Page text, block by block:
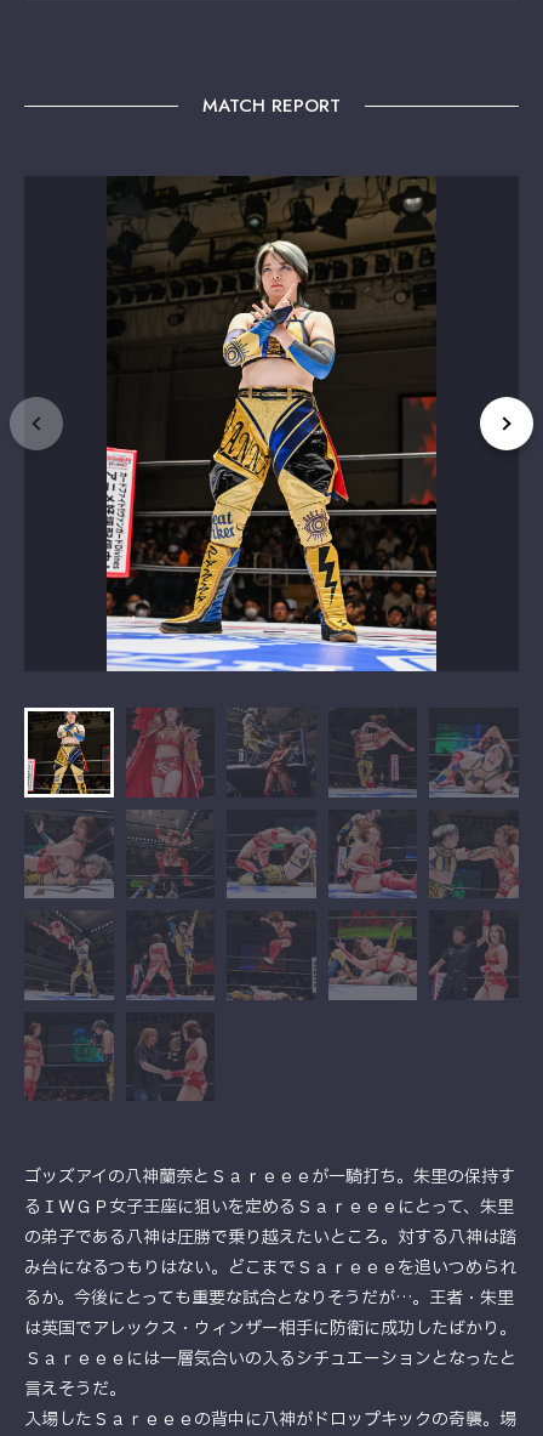
MATCH REPORT
ゴッズアイの八神蘭奈とＳａｒｅｅｅが一騎打ち。朱里の保持す
るＩＷＧＰ女子王座に狙いを定めるＳａｒｅｅｅにとって、朱里
の弟子である八神は圧勝で乗り越えたいところ。対する八神は踏
み台になるつもりはない。どこまでＳａｒｅｅｅを追いつめられ
るか。今後にとっても重要な試合となりそうだが…。王者・朱里
は英国でアレックス・ウィンザー相手に防衛に成功したばかり。
Ｓａｒｅｅｅには一層気合いの入るシチュエーションとなったと
言えそうだ。
入場したＳａｒｅｅｅの背中に八神がドロップキックの奇襲。場